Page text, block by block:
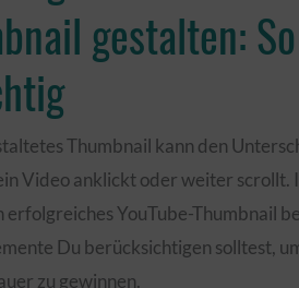
gestalten:
Thumbnail kann den
Video anklickt oder weiter scrollt.
erfolgreiches YouTube-Thumbnail
Du berücksichtigen solltest,
zu gewinnen.